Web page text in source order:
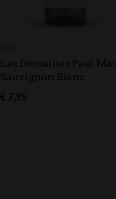
Les Domaines Paul Mas
Sauvignon Blanc
€ 7,95